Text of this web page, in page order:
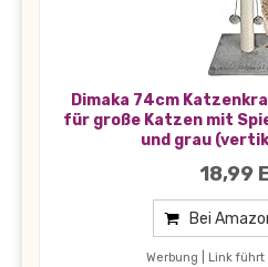
Dimaka 74cm
für große Katzen mit
und grau
18,99
Bei
Werbung | Link